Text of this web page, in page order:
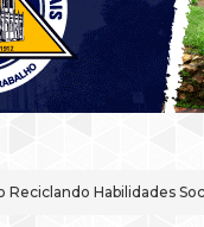
Reciclando Habilidades